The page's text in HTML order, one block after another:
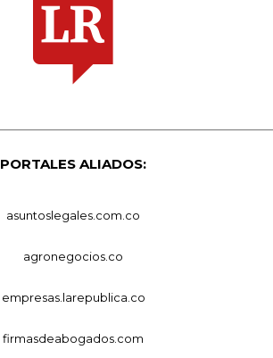
PORTALES ALIADOS:
asuntoslegales.com.co
agronegocios.co
empresas.larepublica.co
firmasdeabogados.com